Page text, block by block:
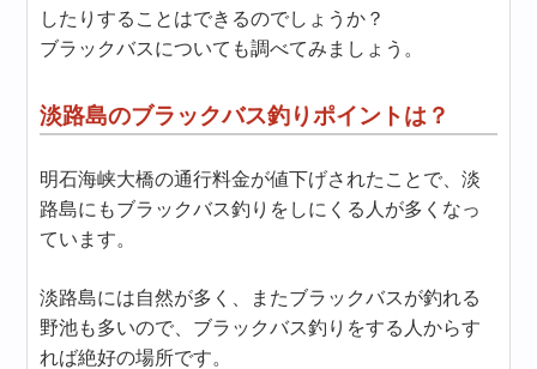
したりすることはできるのでしょうか？
ブラックバスについても調べてみましょう。
淡路島のブラックバス釣りポイントは？
明石海峡大橋の通行料金が値下げされたことで、淡
路島にもブラックバス釣りをしにくる人が多くなっ
ています。
淡路島には自然が多く、またブラックバスが釣れる
野池も多いので、ブラックバス釣りをする人からす
れば絶好の場所です。